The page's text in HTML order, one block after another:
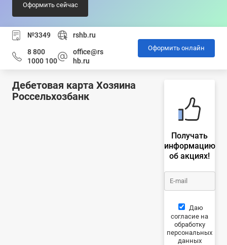
Оформить сейчас
№3349 rshb.ru
8 800
1000 100
office@rs
hb.ru
Оформить онлайн
Дебетовая карта Хозяина
Россельхозбанк
Получать
информацию
об акциях!
Даю
согласие на
обработку
персональных
данных